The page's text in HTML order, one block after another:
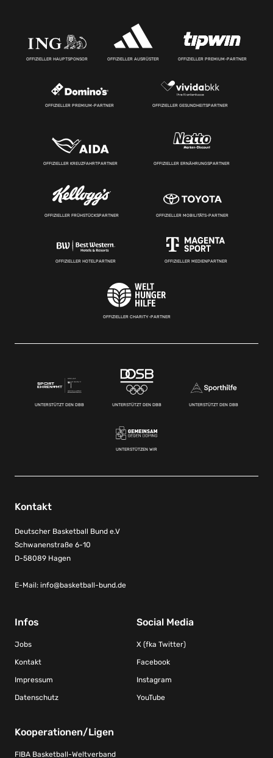
OFFIZIELLER HAUPTSPONSOR OFFIZIELLER AUSRÜSTER OFFIZIELLER PREMIUM-PARTNER
OFFIZIELLER PREMIUM-PARTNER OFFIZIELLER GESUNDHEITSPARTNER
OFFIZIELLER KREUZFAHRTPARTNER OFFIZIELLER ERNÄHRUNGSPARTNER
OFFIZIELLER FRÜHSTÜCKSPARTNER OFFIZIELLER MOBILITÄTS-PARTNER
OFFIZIELLER HOTELPARTNER OFFIZIELLER MEDIENPARTNER
OFFIZIELLER CHARITY-PARTNER
UNTERSTÜTZT DEN DBB UNTERSTÜTZT DEN DBB UNTERSTÜTZT DEN DBB
UNTERSTÜTZEN WIR
Kontakt
Deutscher Basketball Bund e.V
Schwanenstraße 6-10
D-58089 Hagen
E-Mail: info@basketball-bund.de
Infos
Jobs
Kontakt
Impressum
Datenschutz
Social Media
X (fka Twitter)
Facebook
Instagram
YouTube
Kooperationen/Ligen
FIBA Basketball-Weltverband